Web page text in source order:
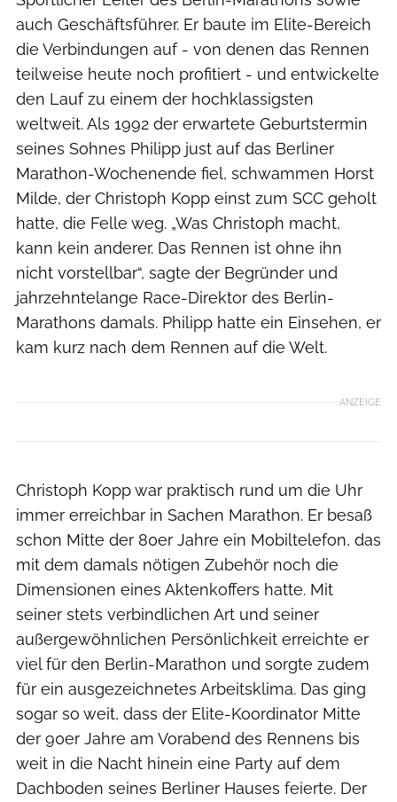
auch Geschäftsführer. Er baute im Elite-Bereich
die Verbindungen auf - von denen das Rennen
teilweise heute noch profitiert - und entwickelte
den Lauf zu einem der hochklassigsten
weltweit. Als 1992 der erwartete Geburtstermin
seines Sohnes Philipp just auf das Berliner
Marathon-Wochenende fiel, schwammen Horst
Milde, der Christoph Kopp einst zum SCC geholt
hatte, die Felle weg. „Was Christoph macht,
kann kein anderer. Das Rennen ist ohne ihn
nicht vorstellbar“, sagte der Begründer und
jahrzehntelange Race-Direktor des Berlin-
Marathons damals. Philipp hatte ein Einsehen, er
kam kurz nach dem Rennen auf die Welt.
ANZEIGE
Christoph Kopp war praktisch rund um die Uhr
immer erreichbar in Sachen Marathon. Er besaß
schon Mitte der 80er Jahre ein Mobiltelefon, das
mit dem damals nötigen Zubehör noch die
Dimensionen eines Aktenkoffers hatte. Mit
seiner stets verbindlichen Art und seiner
außergewöhnlichen Persönlichkeit erreichte er
viel für den Berlin-Marathon und sorgte zudem
für ein ausgezeichnetes Arbeitsklima. Das ging
sogar so weit, dass der Elite-Koordinator Mitte
der 90er Jahre am Vorabend des Rennens bis
weit in die Nacht hinein eine Party auf dem
Dachboden seines Berliner Hauses feierte. Der